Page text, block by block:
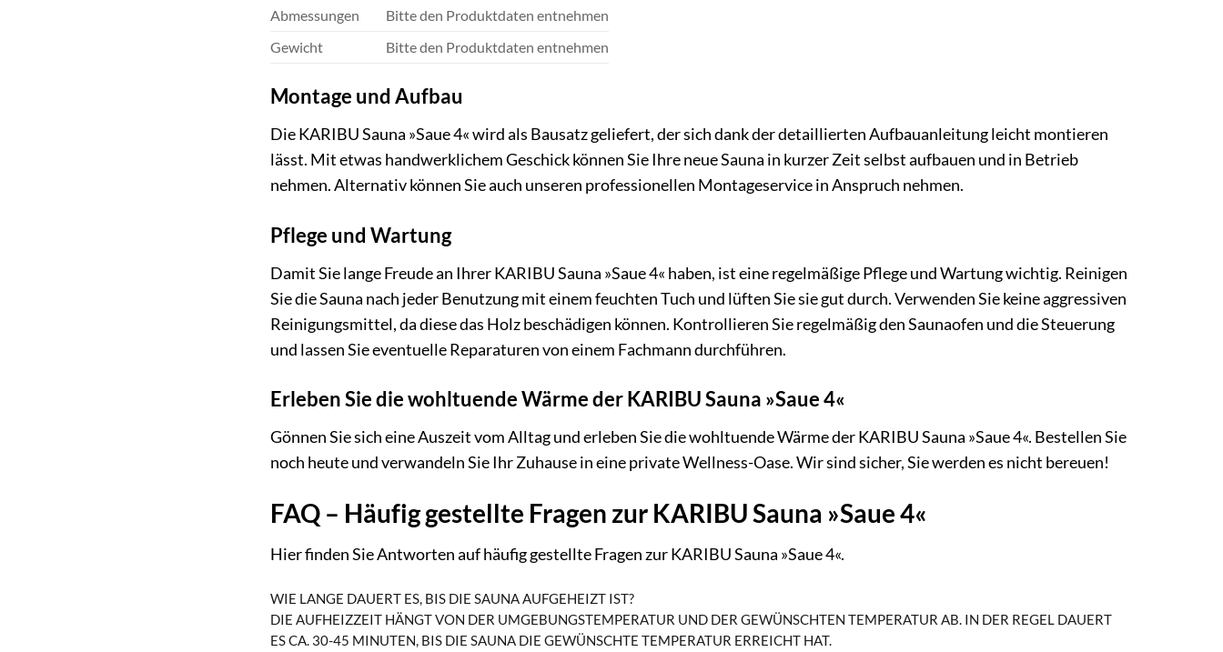
Abmessungen
Bitte den Produktdaten entnehmen
Gewicht
Bitte den Produktdaten entnehmen
Montage und Aufbau
Die KARIBU Sauna »Saue 4« wird als Bausatz geliefert, der sich dank der detaillierten Aufbauanleitung leicht montieren
lässt. Mit etwas handwerklichem Geschick können Sie Ihre neue Sauna in kurzer Zeit selbst aufbauen und in Betrieb
nehmen. Alternativ können Sie auch unseren professionellen Montageservice in Anspruch nehmen.
Pflege und Wartung
Damit Sie lange Freude an Ihrer KARIBU Sauna »Saue 4« haben, ist eine regelmäßige Pflege und Wartung wichtig. Reinigen
Sie die Sauna nach jeder Benutzung mit einem feuchten Tuch und lüften Sie sie gut durch. Verwenden Sie keine aggressiven
Reinigungsmittel, da diese das Holz beschädigen können. Kontrollieren Sie regelmäßig den Saunaofen und die Steuerung
und lassen Sie eventuelle Reparaturen von einem Fachmann durchführen.
Erleben Sie die wohltuende Wärme der KARIBU Sauna »Saue 4«
Gönnen Sie sich eine Auszeit vom Alltag und erleben Sie die wohltuende Wärme der KARIBU Sauna »Saue 4«. Bestellen Sie
noch heute und verwandeln Sie Ihr Zuhause in eine private Wellness-Oase. Wir sind sicher, Sie werden es nicht bereuen!
FAQ – Häufig gestellte Fragen zur KARIBU Sauna »Saue 4«
Hier finden Sie Antworten auf häufig gestellte Fragen zur KARIBU Sauna »Saue 4«.
WIE LANGE DAUERT ES, BIS DIE SAUNA AUFGEHEIZT IST?
DIE AUFHEIZZEIT HÄNGT VON DER UMGEBUNGSTEMPERATUR UND DER GEWÜNSCHTEN TEMPERATUR AB. IN DER REGEL DAUERT
ES CA. 30-45 MINUTEN, BIS DIE SAUNA DIE GEWÜNSCHTE TEMPERATUR ERREICHT HAT.